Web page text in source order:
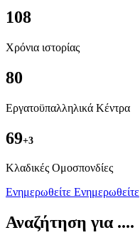
108
Χρόνια ιστορίας
80
Εργατοϋπαλληλικά Κέντρα
69+3
Kλαδικές Ομοσπονδίες
Ενημερωθείτε Ενημερωθείτε
Αναζήτηση για ....